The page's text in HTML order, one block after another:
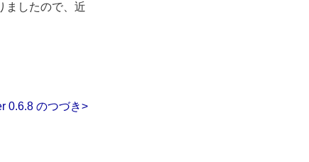
ましたので、近
0.6.8 のつづき>